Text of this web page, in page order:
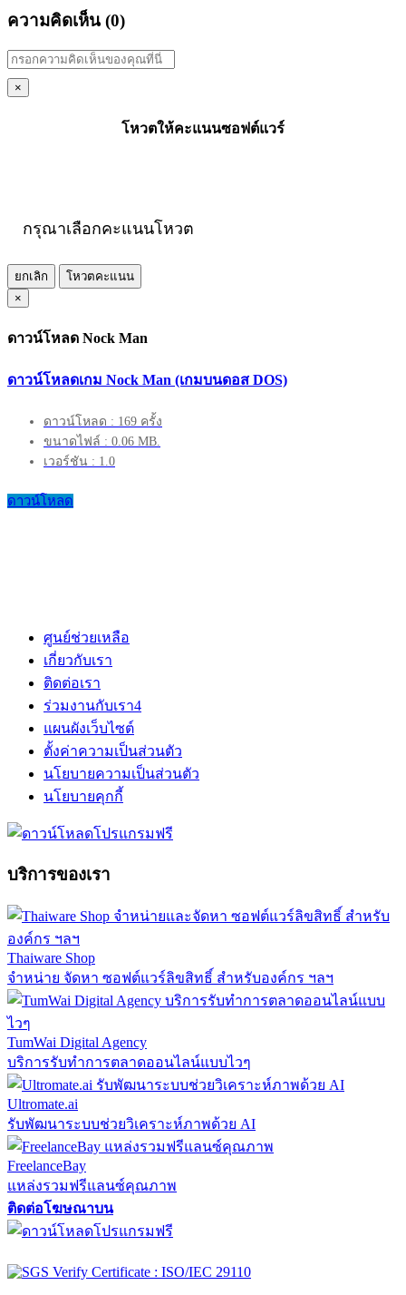
ความคิดเห็น (0)
×
โหวตให้คะแนนซอฟต์แวร์
กรุณาเลือกคะแนนโหวต
ยกเลิก
โหวตคะแนน
×
ดาวน์โหลด Nock Man
ดาวน์โหลดเกม Nock Man (เกมบนดอส DOS)
ดาวน์โหลด : 169 ครั้ง
ขนาดไฟล์ : 0.06 MB.
เวอร์ชัน : 1.0
ดาวน์โหลด
ศูนย์ช่วยเหลือ
เกี่ยวกับเรา
ติดต่อเรา
ร่วมงานกับเรา4
แผนผังเว็บไซต์
ตั้งค่าความเป็นส่วนตัว
นโยบายความเป็นส่วนตัว
นโยบายคุกกี้
บริการของเรา
Thaiware Shop
จำหน่าย จัดหา ซอฟต์แวร์ลิขสิทธิ์ สำหรับองค์กร ฯลฯ
TumWai Digital Agency
บริการรับทำการตลาดออนไลน์แบบไวๆ
Ultromate.ai
รับพัฒนาระบบช่วยวิเคราะห์ภาพด้วย AI
FreelanceBay
แหล่งรวมฟรีแลนซ์คุณภาพ
ติดต่อโฆษณาบน